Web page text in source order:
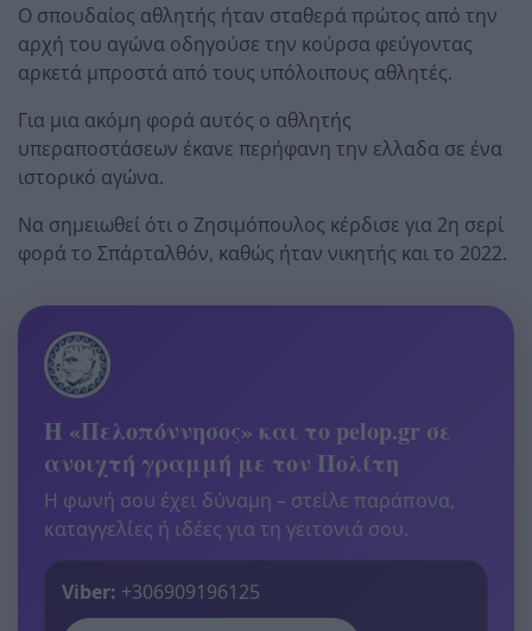
Ο σπουδαίος αθλητής ήταν σταθερά πρώτος από την
αρχή του αγώνα οδηγούσε την κούρσα φεύγοντας
αρκετά μπροστά από τους υπόλοιπους αθλητές.
Για μια ακόμη φορά αυτός ο αθλητής
υπεραποστάσεων έκανε περήφανη την ελλαδα σε ένα
ιστορικό αγώνα.
Να σημειωθεί ότι ο Ζησιμόπουλος κέρδισε για 2η σερί
φορά το Σπάρταλθόν, καθώς ήταν νικητής και το 2022.
Η «Πελοπόννησος» και το pelop.gr σε
ανοιχτή γραμμή με τον Πολίτη
Η φωνή σου έχει δύναμη – στείλε παράπονα,
καταγγελίες ή ιδέες για τη γειτονιά σου.
Viber: +306909196125